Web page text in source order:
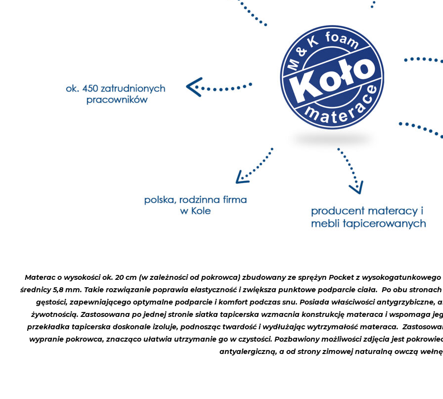
Materac o wysokości ok. 20 cm (w zależności od pokrowca) zbudowany ze sprężyn Pocket z
średnicy 5,8 mm. Takie rozwiązanie poprawia elastyczność i zwiększa punktowe podparcie ciała. Po obu
gęstości, zapewniającego optymalne podparcie i komfort podczas snu. Posiada właściwości antygrzybiczne,
żywotnością. Zastosowana po jednej stronie siatka tapicerska wzmacnia konstrukcję materaca i wspomaga
przekładka tapicerska doskonale izoluje, podnosząc twardość i wydłużając wytrzymałość materaca.
wypranie pokrowca, znacząco ułatwia utrzymanie go w czystości. Pozbawiony możliwości zdjęcia jest
antyalergiczną, a od strony zimowej naturalną owczą